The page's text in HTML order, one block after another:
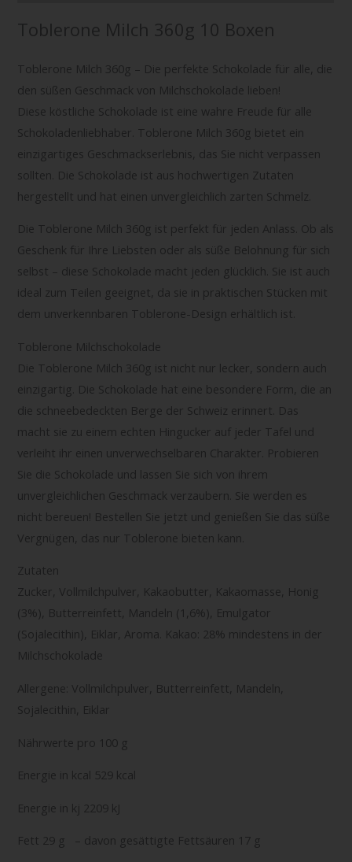
Toblerone Milch 360g 10 Boxen
Toblerone Milch 360g – Die perfekte Schokolade für alle, die
den süßen Geschmack von Milchschokolade lieben!
Diese köstliche Schokolade ist eine wahre Freude für alle
Schokoladenliebhaber. Toblerone Milch 360g bietet ein
einzigartiges Geschmackserlebnis, das Sie nicht verpassen
sollten. Die Schokolade ist aus hochwertigen Zutaten
hergestellt und hat einen unvergleichlich zarten Schmelz.
Die Toblerone Milch 360g ist perfekt für jeden Anlass. Ob als
Geschenk für Ihre Liebsten oder als süße Belohnung für sich
selbst – diese Schokolade macht jeden glücklich. Sie ist auch
ideal zum Teilen geeignet, da sie in praktischen Stücken mit
dem unverkennbaren Toblerone-Design erhältlich ist.
Toblerone Milchschokolade
Die Toblerone Milch 360g ist nicht nur lecker, sondern auch
einzigartig. Die Schokolade hat eine besondere Form, die an
die schneebedeckten Berge der Schweiz erinnert. Das
macht sie zu einem echten Hingucker auf jeder Tafel und
verleiht ihr einen unverwechselbaren Charakter. Probieren
Sie die Schokolade und lassen Sie sich von ihrem
unvergleichlichen Geschmack verzaubern. Sie werden es
nicht bereuen! Bestellen Sie jetzt und genießen Sie das süße
Vergnügen, das nur Toblerone bieten kann.
Zutaten
Zucker, Vollmilchpulver, Kakaobutter, Kakaomasse, Honig
(3%), Butterreinfett, Mandeln (1,6%), Emulgator
(Sojalecithin), Eiklar, Aroma. Kakao: 28% mindestens in der
Milchschokolade
Allergene: Vollmilchpulver, Butterreinfett, Mandeln,
Sojalecithin, Eiklar
Nährwerte pro 100 g
Energie in kcal 529 kcal
Energie in kj 2209 kJ
Fett 29 g – davon gesättigte Fettsäuren 17 g